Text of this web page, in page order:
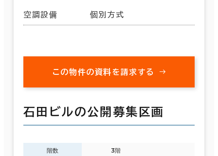
空調設備 個別方式
この物件の資料を請求する
石田ビルの公開募集区画
階数 3階